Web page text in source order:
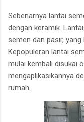
Sebenarnya lantai
dengan keramik.
semen dan pasir,
Kepopuleran lantai
mulai kembali disukai
mengaplikasikannya
rumah.